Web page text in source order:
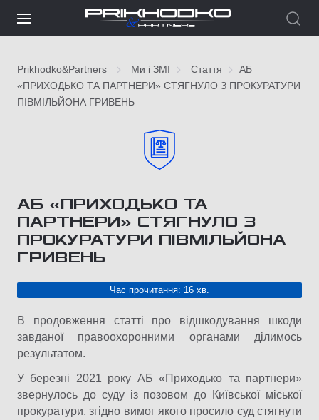
Prikhodko&Partners Ми і ЗМІ Стаття
АБ
«ПРИХОДЬКО ТА ПАРТНЕРИ» СТЯГНУЛО З ПРОКУРАТУРИ
ПІВМІЛЬЙОНА ГРИВЕНЬ
АБ «ПРИХОДЬКО ТА
ПАРТНЕРИ» СТЯГНУЛО З
ПРОКУРАТУРИ ПІВМІЛЬЙОНА
ГРИВЕНЬ
Час прочитання: 16 хв.
В продовження статті про відшкодування шкоди
завданої правоохоронними органами ділимось
результатом.
У березні 2021 року АБ «Приходько та партнери»
звернулось до суду із позовом до Київської міської
прокуратури, згідно вимог якого просило суд стягнути